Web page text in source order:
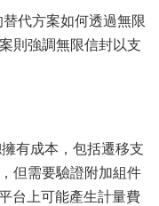
代方案如何透過無限
則強調無限信封以支
有成本，包括遷移支
但需要驗證附加組件
台上可能產生計量費